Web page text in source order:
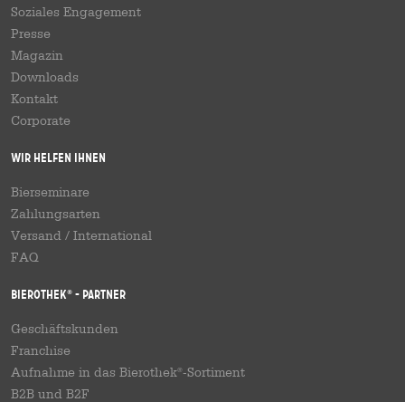
Soziales Engagement
Presse
Magazin
Downloads
Kontakt
Corporate
Wir helfen Ihnen
Bierseminare
Zahlungsarten
Versand / International
FAQ
Bierothek® - Partner
Geschäftskunden
Franchise
Aufnahme in das Bierothek®-Sortiment
B2B und B2F